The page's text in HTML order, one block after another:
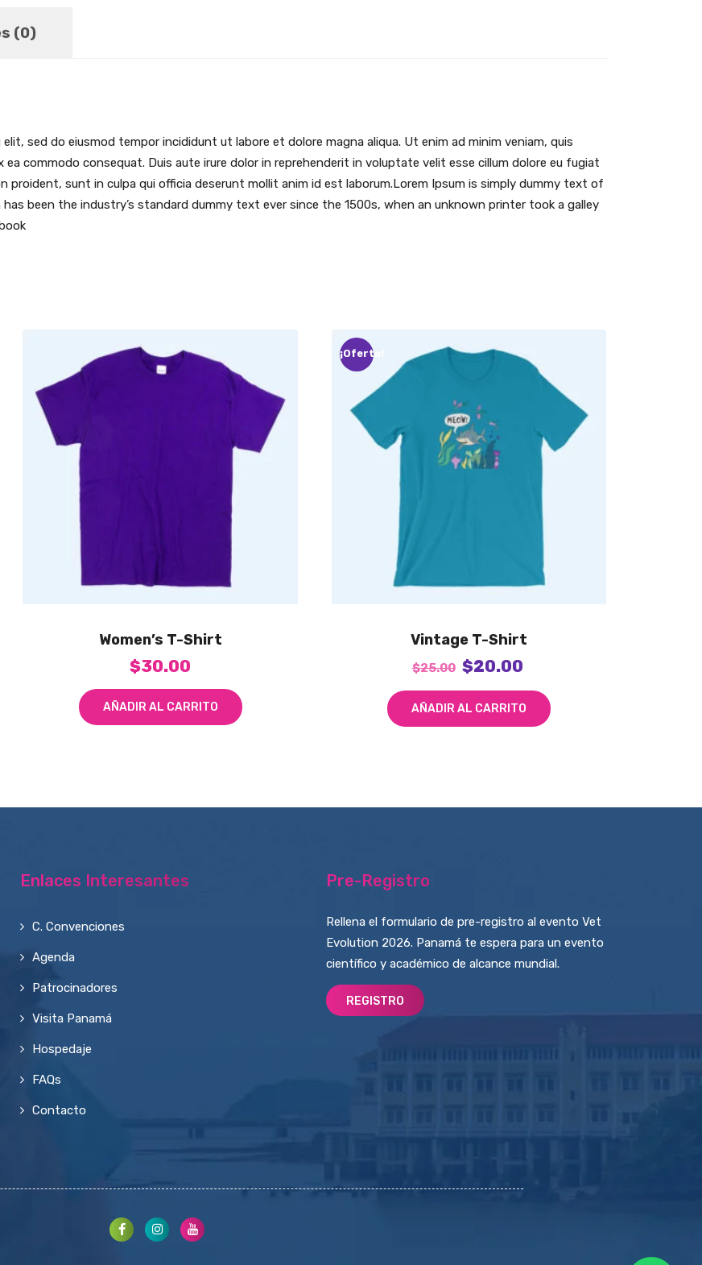
(0)
sed do eiusmod tempor incididunt ut labore et dolore magna aliqua. Ut enim ad minim veniam, quis
commodo consequat. Duis aute irure dolor in reprehenderit in voluptate velit esse cillum dolore eu fugiat
proident, sunt in culpa qui officia deserunt mollit anim id est laborum.Lorem Ipsum is simply dummy text of
been the industry’s standard dummy text ever since the 1500s, when an unknown printer took a galley
Women’s T-Shirt
$30.00
AÑADIR AL CARRITO
¡Oferta!
Vintage T-Shirt
$25.00 $20.00
AÑADIR AL CARRITO
Enlaces Interesantes
C. Convenciones
Agenda
Patrocinadores
Visita Panamá
Hospedaje
FAQs
Contacto
Pre-Registro
Rellena el formulario de pre-registro al evento Vet
Evolution 2026. Panamá te espera para un evento
científico y académico de alcance mundial.
REGISTRO